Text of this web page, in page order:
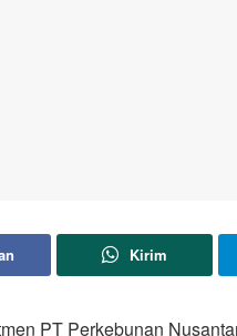
Kirim
PT Perkebunan